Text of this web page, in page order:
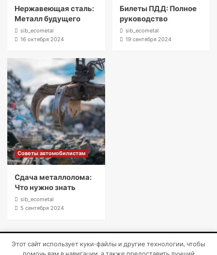
Нержавеющая сталь:
Металл будущего
sib_ecometal
16 октября 2024
Билеты ПДД: Полное
руководство
sib_ecometal
19 сентября 2024
Советы автомобилистам
Сдача металлолома:
Что нужно знать
sib_ecometal
5 сентября 2024
Copyright © Все права защищены.|CoverNewsот AF
Этот сайт использует куки-файлы и другие технологии, чтобы
помочь вам в навигации, а также предоставить лучший